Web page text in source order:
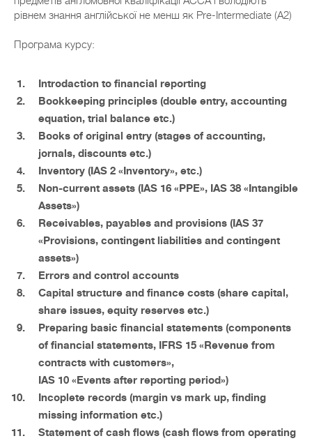
рівнем знання англійської не менш як Pre-Intermediate (A2)
Програма курсу:
Introdaction to financial reporting
Bookkeeping principles (double entry, accounting
equation, trial balance etc.)
Books of original entry (stages of accounting,
jornals, discounts etc.)
Inventory (IAS 2 «Inventory», etc.)
Non-current assets (IAS 16 «PPE», IAS 38 «Intangible
Assets»)
Receivables, payables and provisions (IAS 37
«Provisions, contingent liabilities and contingent
assets»)
Errors and control accounts
Capital structure and finance costs (share capital,
share issues, equity reserves etc.)
Preparing basic financial statements (components
of financial statements, IFRS 15 «Revenue from
contracts with customers»,
IAS 10 «Events after reporting period»)
Incoplete records (margin vs mark up, finding
missing information etc.)
Statement of cash flows (cash flows from operating